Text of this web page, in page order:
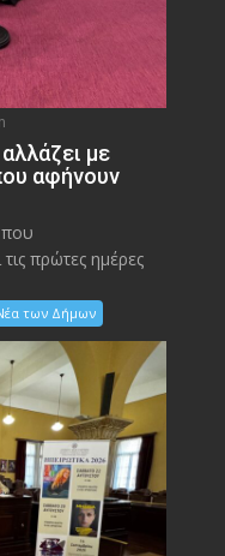
με
αφήνουν
που
πρώτες ημέρες
των Δήμων